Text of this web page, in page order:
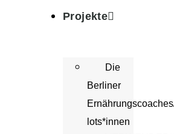
Projekte
Die
Berliner
lots*innen